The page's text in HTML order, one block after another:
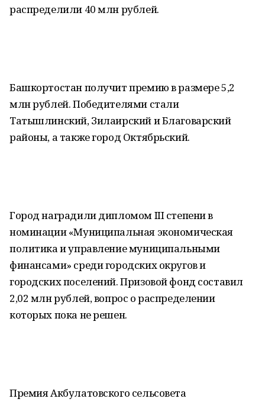
распределили 40 млн рублей.
Башкортостан получит премию в размере 5,2
млн рублей. Победителями стали
Татышлинский, Зилаирский и Благоварский
районы, а также город Октябрьский.
Город наградили дипломом III степени в
номинации «Муниципальная экономическая
политика и управление муниципальными
финансами» среди городских округов и
городских поселений. Призовой фонд составил
2,02 млн рублей, вопрос о распределении
которых пока не решен.
Премия Акбулатовского сельсовета